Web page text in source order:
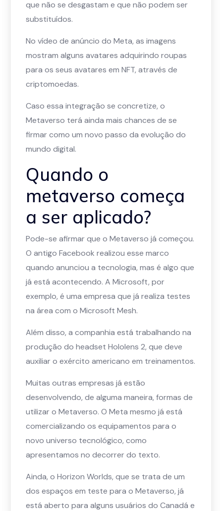
que não se desgastam e que não podem ser
substituídos.
No vídeo de anúncio do Meta, as imagens
mostram alguns avatares adquirindo roupas
para os seus avatares em NFT, através de
criptomoedas.
Caso essa integração se concretize, o
Metaverso terá ainda mais chances de se
firmar como um novo passo da evolução do
mundo digital.
Quando o
metaverso começa
a ser aplicado?
Pode-se afirmar que o Metaverso já começou.
O antigo Facebook realizou esse marco
quando anunciou a tecnologia, mas é algo que
já está acontecendo. A Microsoft, por
exemplo, é uma empresa que já realiza testes
na área com o Microsoft Mesh.
Além disso, a companhia está trabalhando na
produção do headset Hololens 2, que deve
auxiliar o exército americano em treinamentos.
Muitas outras empresas já estão
desenvolvendo, de alguma maneira, formas de
utilizar o Metaverso. O Meta mesmo já está
comercializando os equipamentos para o
novo universo tecnológico, como
apresentamos no decorrer do texto.
Ainda, o Horizon Worlds, que se trata de um
dos espaços em teste para o Metaverso, já
está aberto para alguns usuários do Canadá e